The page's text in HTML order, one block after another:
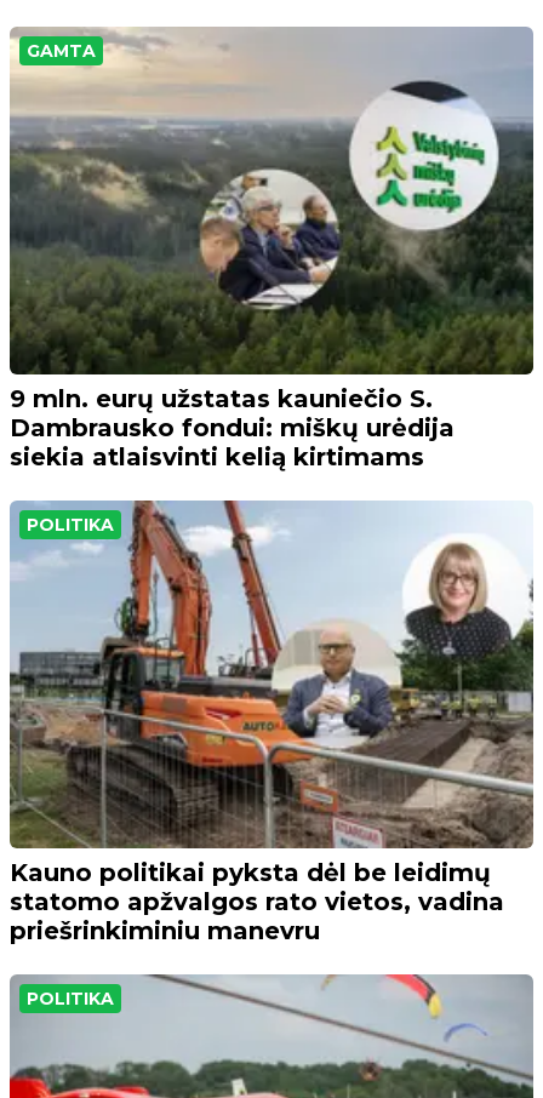
GAMTA
9 mln. eurų užstatas kauniečio S.
Dambrausko fondui: miškų urėdija
siekia atlaisvinti kelią kirtimams
POLITIKA
Kauno politikai pyksta dėl be leidimų
statomo apžvalgos rato vietos, vadina
priešrinkiminiu manevru
POLITIKA